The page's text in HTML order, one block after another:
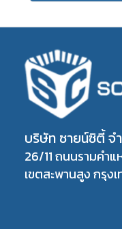
บริษัท ซายน์ซิตี้ จ
26/11 ถนนรามคำ
เขตสะพานสูง กรุง